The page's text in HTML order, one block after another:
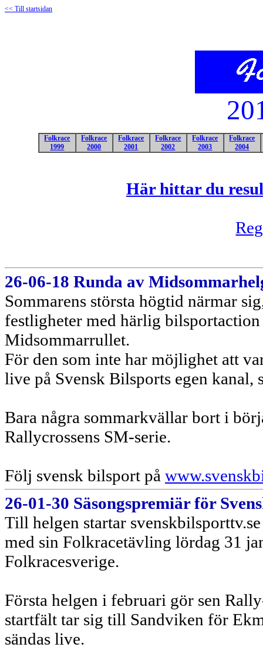
<< Till startsidan
Folkrace
1999
Folkrace
2000
Folkrace
2001
Folkrace
2002
Folkrace
2003
Folkrace
2004
Här hittar du
26-06-18 Runda av
Sommarens största högtid närmar
festligheter med härlig
Midsommarrullet.
För den som inte har möjlighet att
live på Svensk Bilsports egen kanal,
Bara några sommarkvällar bort i
Rallycrossens SM-serie.
Följ svensk bilsport på
26-01-30 Säsongspremiär för
Till helgen startar
med sin Folkracetävling lördag 31
Folkracesverige.
Första helgen i februari gör sen
startfält tar sig till Sandviken för
sändas live.